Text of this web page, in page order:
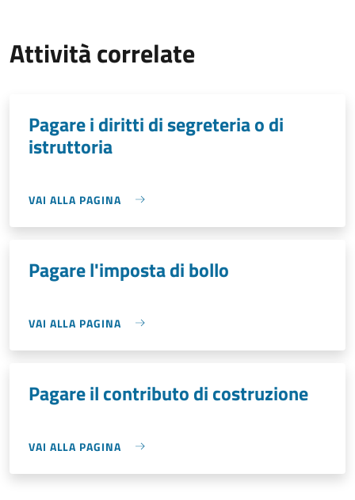
Attività correlate
Pagare i diritti di segreteria o di
istruttoria
VAI ALLA PAGINA
Pagare l'imposta di bollo
VAI ALLA PAGINA
Pagare il contributo di costruzione
VAI ALLA PAGINA